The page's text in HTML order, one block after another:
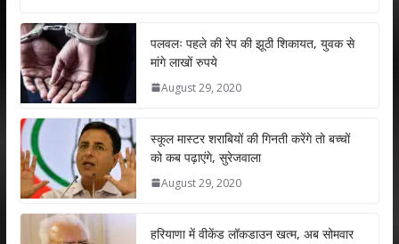
at
s
A
p
p
e
b
o
k
er e
dI
n
l e
पलवलः पहले की रेप की झूठी शिकायत, युवक से
मांगे लाखों रुपये
August 29, 2020
स्कूल मास्टर शराबियों की गिनती करेंगे तो बच्चों
को कब पढ़ाएंगे, सुरेजवाला
August 29, 2020
हरियाणा में वीकेंड लॉकडाउन खत्म, अब सोमवार